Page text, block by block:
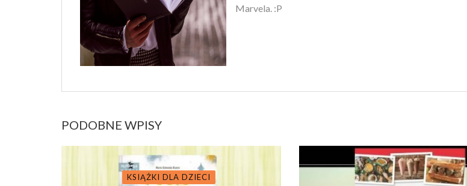
Marvela. :P
PODOBNE WPISY
KSIĄŻKI DLA DZIECI